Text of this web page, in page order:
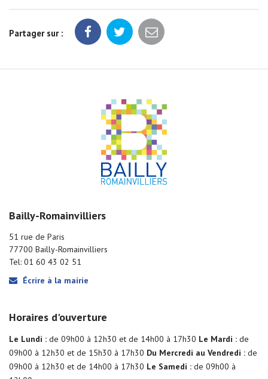
Partager sur :
Bailly-Romainvilliers
51 rue de Paris
77700 Bailly-Romainvilliers
Tel: 01 60 43 02 51
Écrire à la mairie
Horaires d'ouverture
Le Lundi : de 09h00 à 12h30 et de 14h00 à 17h30 Le Mardi : de
09h00 à 12h30 et de 15h30 à 17h30 Du Mercredi au Vendredi : de
09h00 à 12h30 et de 14h00 à 17h30 Le Samedi : de 09h00 à